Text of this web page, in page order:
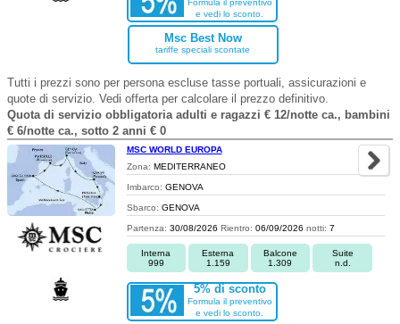
Formula il preventivo
e vedi lo sconto.
Msc Best Now
tariffe speciali scontate
Tutti i prezzi sono per persona escluse tasse portuali, assicurazioni e
quote di servizio. Vedi offerta per calcolare il prezzo definitivo.
Quota di servizio obbligatoria adulti e ragazzi € 12/notte ca., bambini
€ 6/notte ca., sotto 2 anni € 0
MSC WORLD EUROPA
Zona: MEDITERRANEO
Imbarco: GENOVA
Sbarco: GENOVA
Partenza: 30/08/2026 Rientro: 06/09/2026 notti: 7
Interna
999
Esterna
1.159
Balcone
1.309
Suite
n.d.
5% di sconto
Formula il preventivo
e vedi lo sconto.